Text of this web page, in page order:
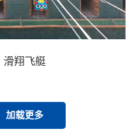
滑翔飞艇
加载更多